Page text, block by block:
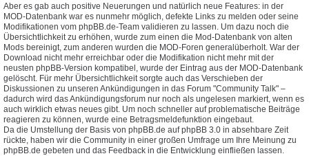
Aber es gab auch positive Neuerungen und natürlich neue Features: in der
MOD-Datenbank war es nunmehr möglich, defekte Links zu melden oder seine
Modifikationen vom phpBB.de-Team validieren zu lassen. Um dazu noch die
Übersichtlichkeit zu erhöhen, wurde zum einen die Mod-Datenbank von alten
Mods bereinigt, zum anderen wurden die MOD-Foren generalüberholt. War der
Download nicht mehr erreichbar oder die Modifikation nicht mehr mit der
neusten phpBB-Version kompatibel, wurde der Eintrag aus der MOD-Datenbank
gelöscht. Für mehr Übersichtlichkeit sorgte auch das Verschieben der
Diskussionen zu unseren Ankündigungen in das Forum "Community Talk" –
dadurch wird das Ankündigungsforum nur noch als ungelesen markiert, wenn es
auch wirklich etwas neues gibt. Um noch schneller auf problematische Beiträge
reagieren zu können, wurde eine Betragsmeldefunktion eingebaut.
Da die Umstellung der Basis von phpBB.de auf phpBB 3.0 in absehbare Zeit
rückte, haben wir die Community in einer großen Umfrage um Ihre Meinung zu
phpBB.de gebeten und das Feedback in die Entwicklung einfließen lassen.